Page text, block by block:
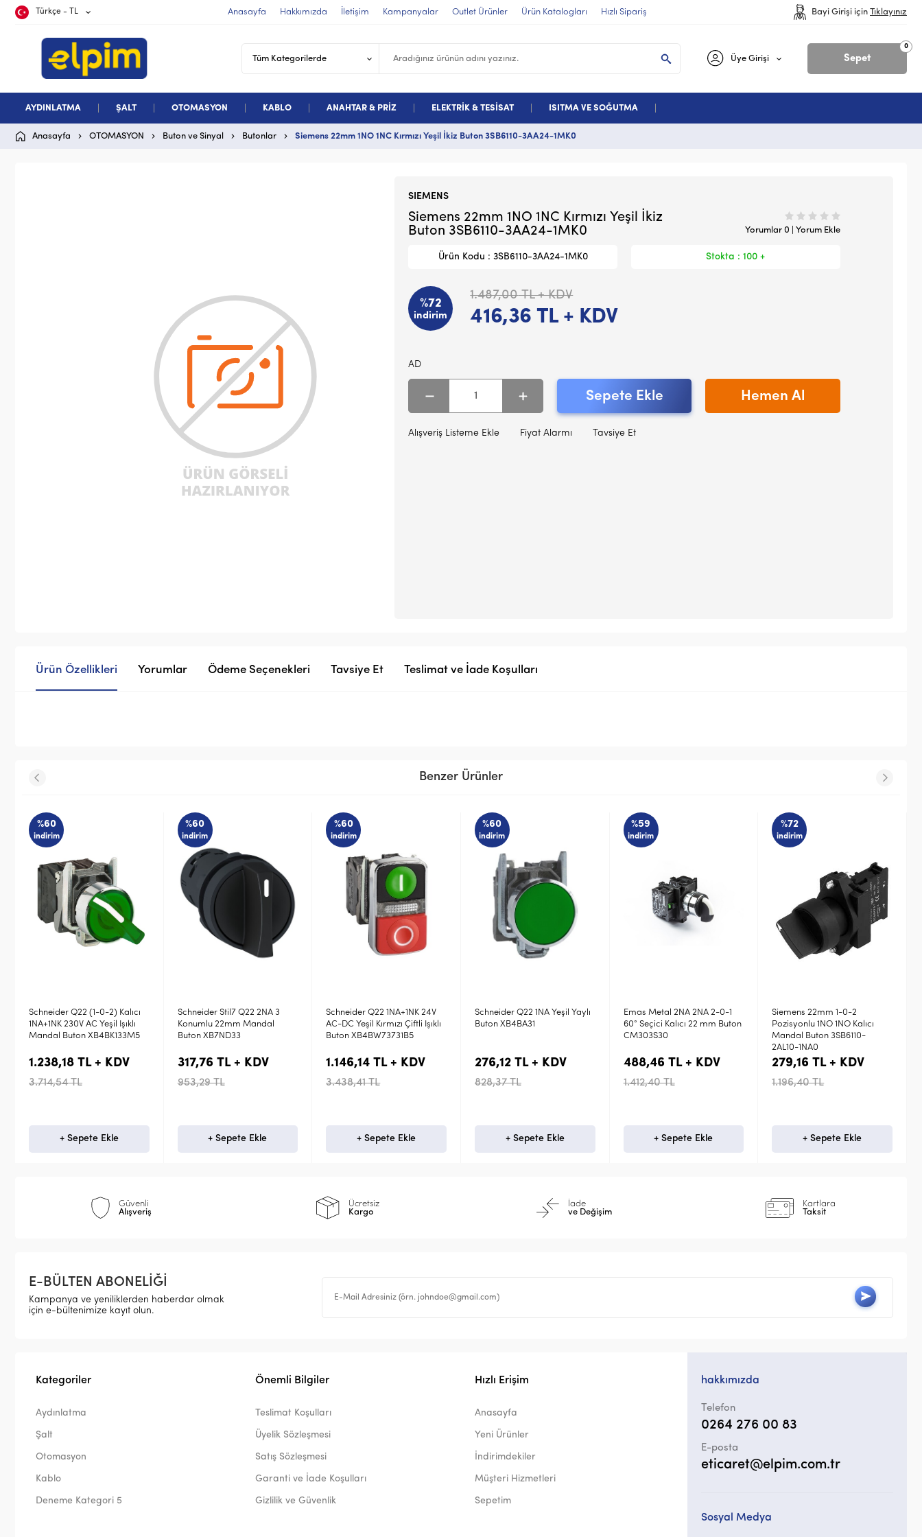
Türkçe - TL Anasayfa Hakkımızda İletişim Kampanyalar Outlet Ürünler Ürün Katalogları Hızlı Sipariş Bayi Girişi için Tıklayınız
Sepet
0
Üye Girişi
AYDINLATMA ŞALT OTOMASYON KABLO ANAHTAR & PRİZ ELEKTRİK & TESİSAT ISITMA VE SOĞUTMA
Anasayfa OTOMASYON Buton ve Sinyal Butonlar Siemens 22mm 1NO 1NC Kırmızı Yeşil İkiz Buton 3SB6110-3AA24-1MK0
SIEMENS
Siemens 22mm 1NO 1NC Kırmızı Yeşil İkiz
Buton 3SB6110-3AA24-1MK0
Yorumlar 0 | Yorum Ekle
Ürün Kodu : 3SB6110-3AA24-1MK0 Stokta : 100 +
%72
indirim
1.487,00TL + KDV
416,36 TL + KDV
AD
Sepete Ekle Hemen Al
Alışveriş Listeme Ekle Fiyat Alarmı Tavsiye Et
Ürün Özellikleri Yorumlar Ödeme Seçenekleri Tavsiye Et Teslimat ve İade Koşulları
Benzer Ürünler
%60
indirim
Schneider Stil7 Q22 2NA 3
Konumlu 22mm Mandal
Buton XB7ND33
317,76 TL + KDV
953,29 TL
+ Sepete Ekle
%60
indirim
Schneider Q22 1NA+1NK 24V
AC-DC Yeşil Kırmızı Çiftli Işıklı
Buton XB4BW73731B5
1.146,14 TL + KDV
3.438,41 TL
+ Sepete Ekle
%60
indirim
Schneider Q22 1NA Yeşil Yaylı
Buton XB4BA31
276,12 TL + KDV
828,37 TL
+ Sepete Ekle
%59
indirim
Emas Metal 2NA 2NA 2-0-1
60° Seçici Kalıcı 22 mm Buton
488,46 TL + KDV
1.412,40 TL
+ Sepete Ekle
%72
indirim
Siemens 22mm 1-0-2
Pozisyonlu 1NO 1NO Kalıcı
Mandal Buton 3SB6110-
279,16 TL + KDV
1.196,40 TL
+ Sepete Ekle
%59
indirim
Emas Plastik 1NA (0-1) 60°
Anahtarlı Kalıcı 22 mm Buton
CP100AA20
374,75 TL + KDV
1.083,60 TL
+ Sepete Ekle
Güvenli
Alışveriş
Ücretsiz
Kargo
İade
ve Değişim
Kartlara
Taksit
E-BÜLTEN ABONELİĞİ
Kampanya ve yeniliklerden haberdar olmak
için e-bültenimize kayıt olun.
Kategoriler
Aydınlatma
Şalt
Otomasyon
Kablo
Deneme Kategori 5
Önemli Bilgiler
Teslimat Koşulları
Üyelik Sözleşmesi
Satış Sözleşmesi
Garanti ve İade Koşulları
Gizlilik ve Güvenlik
Hızlı Erişim
Anasayfa
Yeni Ürünler
İndirimdekiler
Müşteri Hizmetleri
Sepetim
hakkımızda
Telefon
0264 276 00 83
E-posta
eticaret@elpim.com.tr
Sosyal Medya